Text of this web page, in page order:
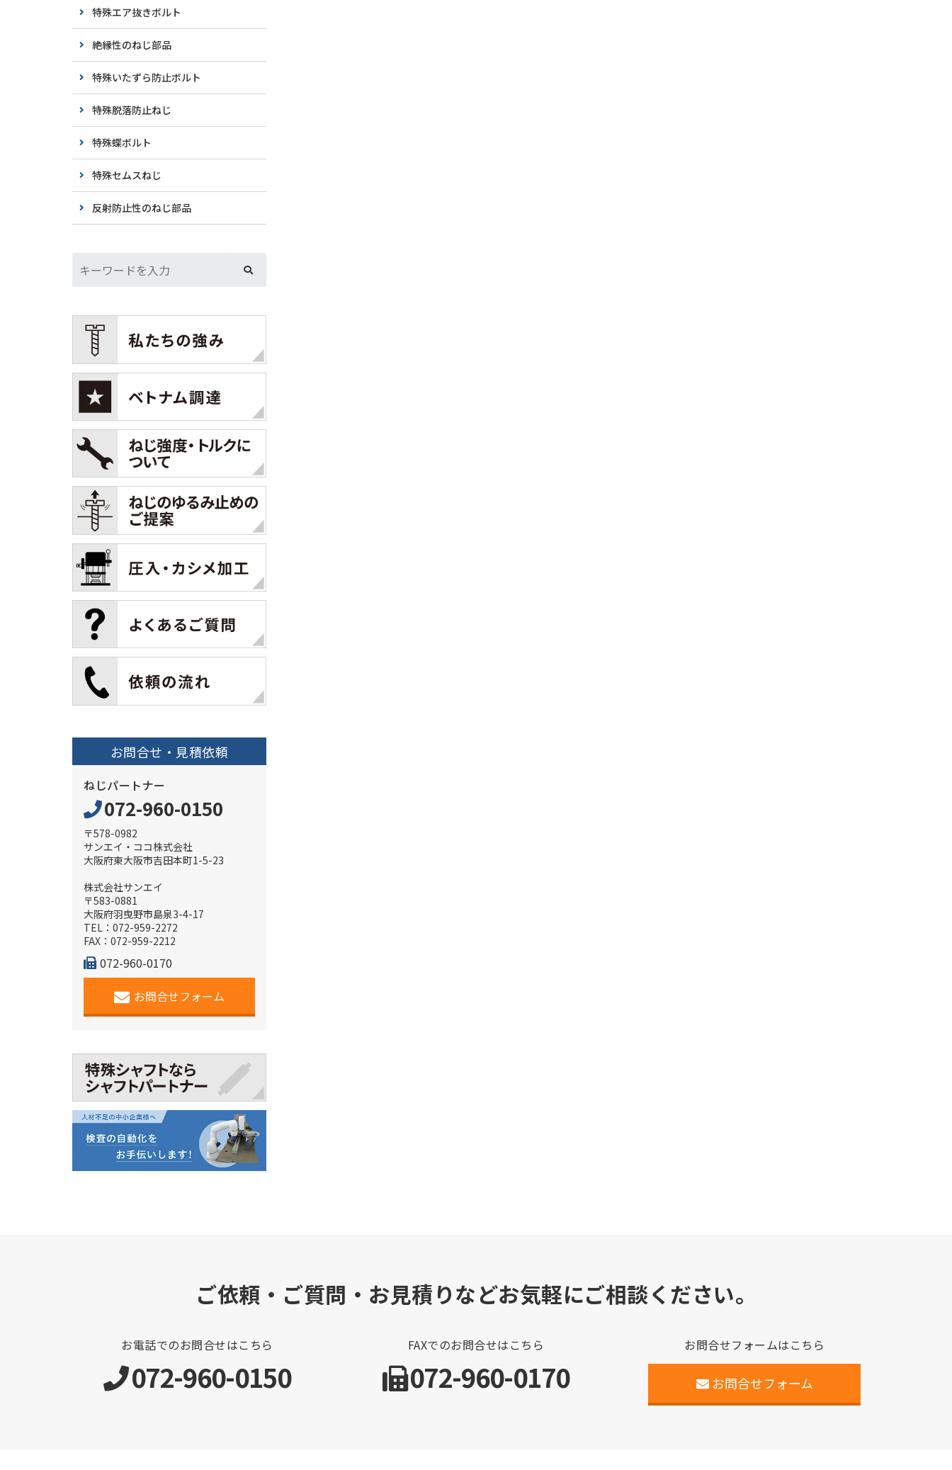
特殊エア抜きボルト
絶縁性のねじ部品
特殊いたずら防止ボルト
特殊脱落防止ねじ
特殊蝶ボルト
特殊セムスねじ
反射防止性のねじ部品
お問合せ・見積依頼
ねじパートナー
072-960-0150
〒578-0982
サンエイ・ココ株式会社
大阪府東大阪市吉田本町1-5-23
株式会社サンエイ
〒583-0881
大阪府羽曳野市島泉3-4-17
TEL：072-959-2272
FAX：072-959-2212
072-960-0170
お問合せフォーム
ご依頼・ご質問・お見積りなどお気軽にご相談ください。
お電話でのお問合せはこちら
072-960-0150
FAXでのお問合せはこちら
072-960-0170
お問合せフォームはこちら
お問合せフォーム